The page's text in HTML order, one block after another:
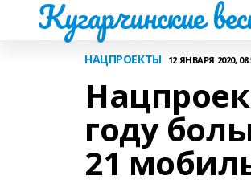
Кугарчинские
НАЦПРОЕКТЫ 12 ЯНВАРЯ 2020,
году
21